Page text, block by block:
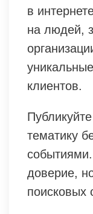
в
на людей,
клиентов.
тематику
доверие,
поисковых